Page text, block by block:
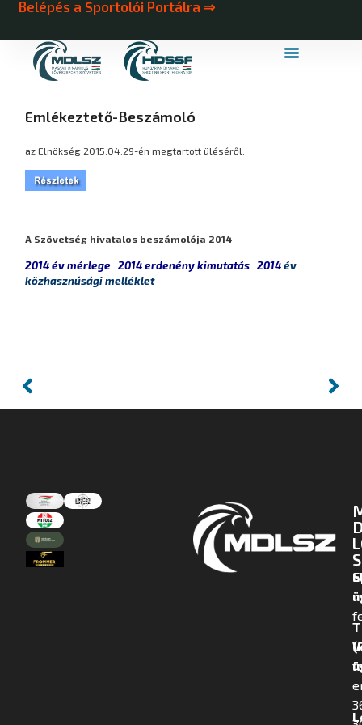
Belépés a Sportolói Portálra ⇒
Emlékeztető-Beszámoló
az Elnökség 2015.04.29-én megtartott üléséről:
A Szövetség hivatalos beszámolója 2014
2014 év mérlege 2014 erdenény kimutatás 2014 év
közhasznúsági melléklet
+